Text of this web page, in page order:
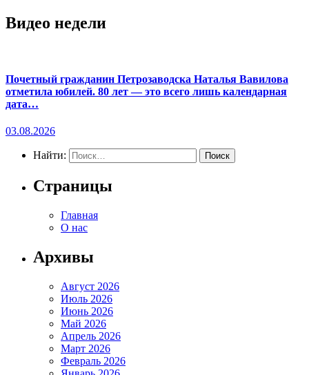
Видео недели
Почетный гражданин Петрозаводска Наталья Вавилова
отметила юбилей. 80 лет — это всего лишь календарная
дата…
03.08.2026
Найти:
Страницы
Главная
О нас
Архивы
Август 2026
Июль 2026
Июнь 2026
Май 2026
Апрель 2026
Март 2026
Февраль 2026